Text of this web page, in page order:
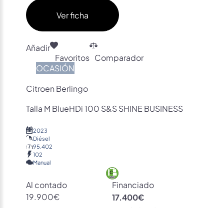
Ver ficha
Añadir
Favoritos Comparador
OCASIÓN
Citroen Berlingo
Talla M BlueHDi 100 S&S SHINE BUSINESS
2023
Diésel
95.402
102
Manual
Al contado
19.900€
Financiado
17.400€